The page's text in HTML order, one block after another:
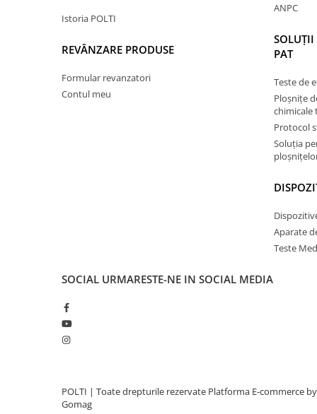
Istoria POLTI
REVÂNZARE PRODUSE
Formular revanzatori
Contul meu
ANPC
SOLUȚII
PAT
Teste de
Ploșnițe
chimicale
Protocol
Soluția
Aparate
Teste
SOCIAL URMARESTE-NE IN SOCIAL MEDIA
POLTI | Toate drepturile rezervate Platforma E-commerce by
Gomag